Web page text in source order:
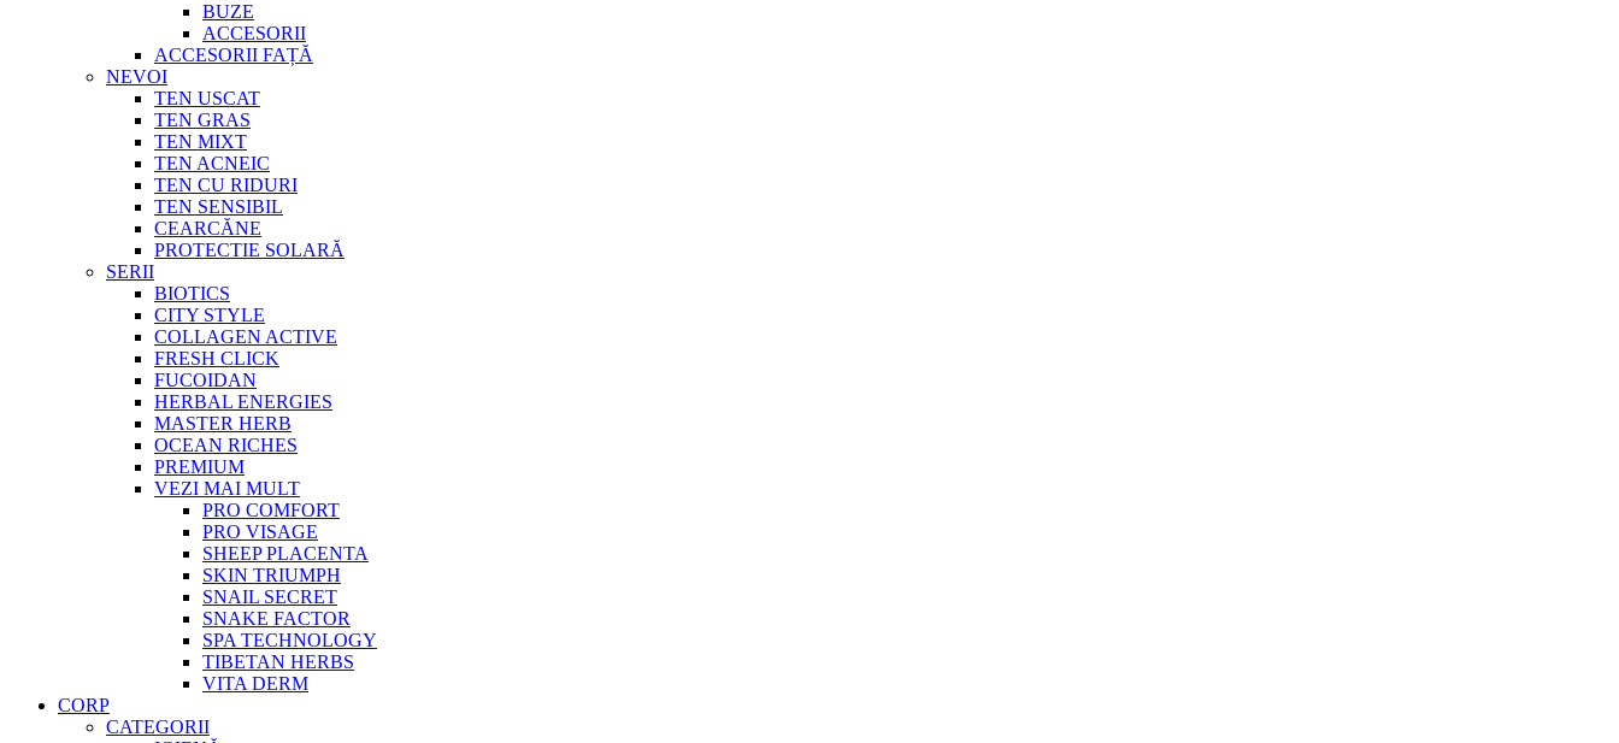
BUZE
ACCESORII
ACCESORII FAȚĂ
NEVOI
TEN USCAT
TEN GRAS
TEN MIXT
TEN ACNEIC
TEN CU RIDURI
TEN SENSIBIL
CEARCĂNE
PROTECTIE SOLARĂ
SERII
BIOTICS
CITY STYLE
COLLAGEN ACTIVE
FRESH CLICK
FUCOIDAN
HERBAL ENERGIES
MASTER HERB
OCEAN RICHES
PREMIUM
VEZI MAI MULT
PRO COMFORT
PRO VISAGE
SHEEP PLACENTA
SKIN TRIUMPH
SNAIL SECRET
SNAKE FACTOR
SPA TECHNOLOGY
TIBETAN HERBS
VITA DERM
CORP
CATEGORII